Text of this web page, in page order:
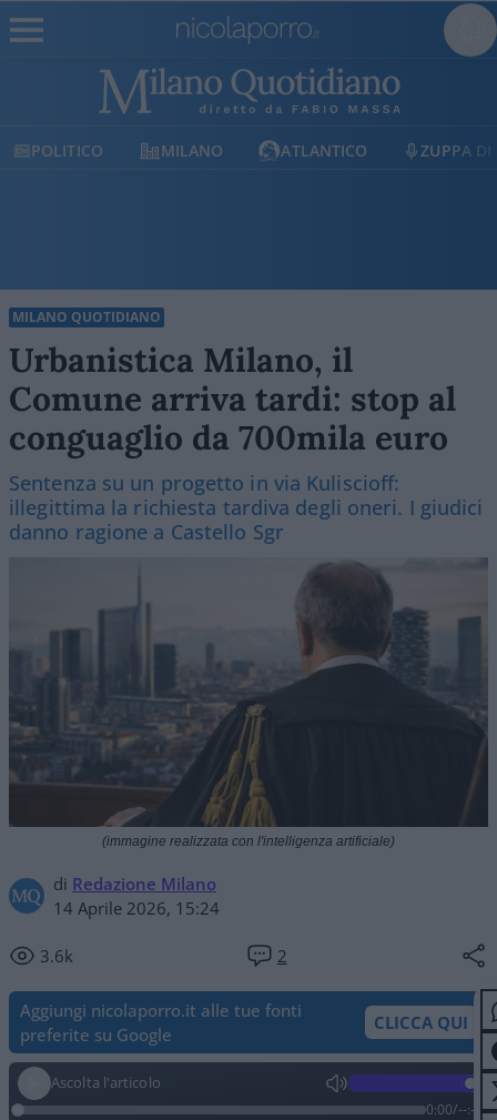
POLITICO MILANO ATLANTICO ZUPPA DI
MILANO QUOTIDIANO
Urbanistica Milano, il
Comune arriva tardi: stop al
conguaglio da 700mila euro
Sentenza su un progetto in via Kuliscioff:
illegittima la richiesta tardiva degli oneri. I giudici
danno ragione a Castello Sgr
di Redazione Milano
14 Aprile 2026, 15:24
3.6k 2
(immagine realizzata con l'intelligenza artificiale)
Aggiungi nicolaporro.it alle tue fonti
preferite su Google
CLICCA QUI
Ascolta l'articolo
0:00/--:--